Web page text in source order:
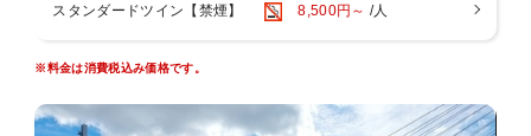
※お荷物のお預かりは17時以前からも承ります。フロントまでお越し
＜ご朝食について＞
【レストラン】3階 Dining BRICKSIDE
スタンダードツイン【禁煙】 8,500円～ /人
※料金は消費税込み価格です。